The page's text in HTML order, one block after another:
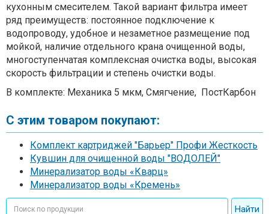
кухонным смесителем. Такой вариант фильтра имеет
ряд преимуществ: постоянное подключение к
водопроводу, удобное и незаметное размещение под
мойкой, наличие отдельного крана очищенной воды,
многоступенчатая комплексная очистка воды, высокая
скорость фильтрации и степень очистки воды.
В комплекте: Механика 5 мкм, Смягчение, ПостКарбон
С этим товаром покупают:
Комплект картриджей "Барьер" Профи Жесткость
Кувшин для очищенной воды "ВОДОЛЕЙ"
Минерализатор воды «Кварц»
Минерализатор воды «Кремень»